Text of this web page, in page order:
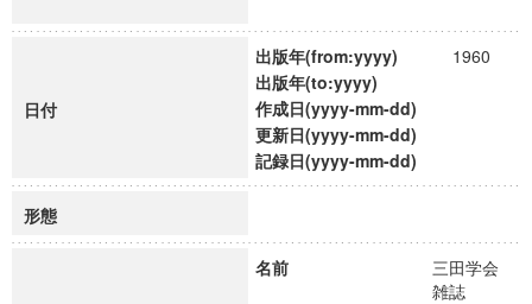
日付
出版年(from:yyyy)
1960
出版年(to:yyyy)
作成日(yyyy-mm-dd)
更新日(yyyy-mm-dd)
記録日(yyyy-mm-dd)
形態
名前
三田学会
雑誌